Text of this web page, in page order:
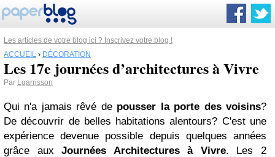
Les articles de votre blog ici ? Inscrivez votre blog !
ACCUEIL › DÉCORATION
Les 17e journées d’architectures à Vivre
Par Lgarrisson
Qui n'a jamais rêvé de pousser la porte des voisins?
De découvrir de belles habitations alentours? C'est une
expérience devenue possible depuis quelques années
grâce auxJournées Architectures à Vivre. Les 2